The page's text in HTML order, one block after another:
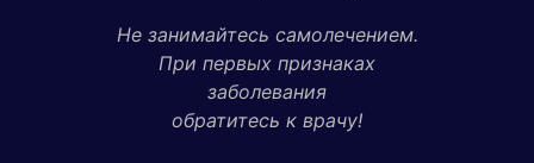
Не занимайтесь самолечением.
При первых признаках
заболевания
обратитесь к врачу!